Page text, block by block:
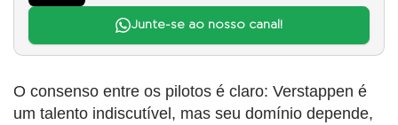
Junte-se ao nosso canal!
O consenso entre os pilotos é claro: Verstappen é
um talento indiscutível, mas seu domínio depende,